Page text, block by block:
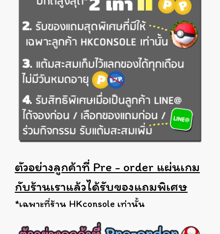
ตัวอย่างลูกค้าที่ Pre - order แผ่นเกม
กับร้านเราแล้วได้รับของแถมพิเศษ
*เฉพาะที่ร้าน HKconsole เท่านั้น